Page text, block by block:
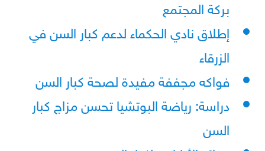
بركة المجتمع
إطلاق نادي الحكماء لدعم كبار السن في
الزرقاء
فواكه مجففة مفيدة لصحة كبار السن
دراسة: رياضة البوتشيا تحسن مزاج كبار
السن